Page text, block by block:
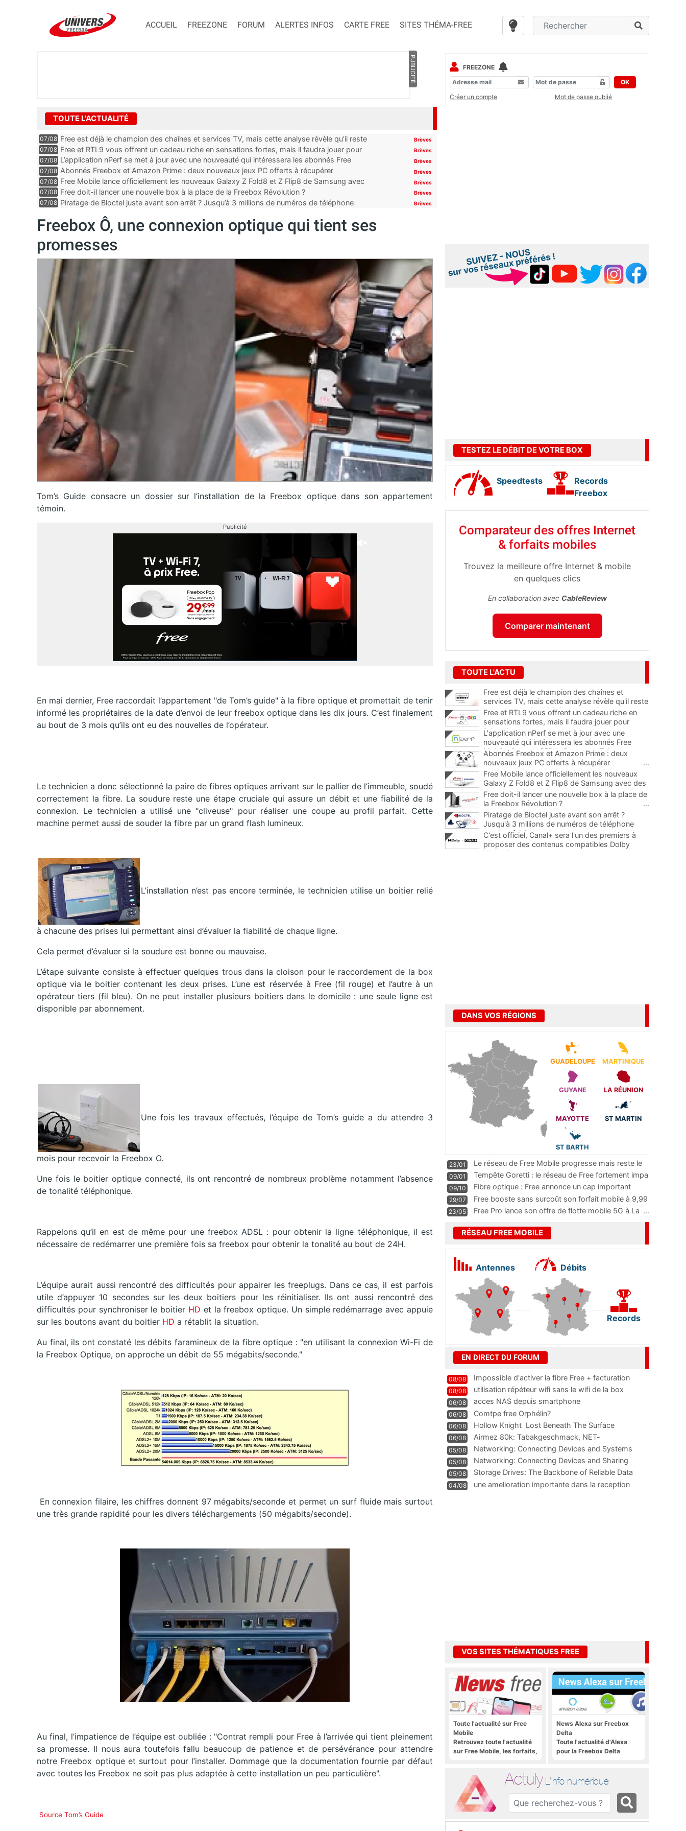
ACCUEIL FREEZONE FORUM ALERTES INFOS CARTE FREE SITES THÉMA-FREE
PUBLICITÉ
TOUTE L'ACTUALITÉ
07/08 Free est déjà le champion des chaînes et services TV, mais cette analyse révèle qu’il reste
encore au moin...
Brèves
07/08 Free et RTL9 vous offrent un cadeau riche en sensations fortes, mais il faudra jouer pour
l’obtenir
Brèves
07/08 L’application nPerf se met à jour avec une nouveauté qui intéressera les abonnés Free
Mobile, Orange, SFR ...
Brèves
07/08 Abonnés Freebox et Amazon Prime : deux nouveaux jeux PC offerts à récupérer Brèves
07/08 Free Mobile lance officiellement les nouveaux Galaxy Z Fold8 et Z Flip8 de Samsung avec
des promos et des cadeaux
Brèves
07/08 Free doit-il lancer une nouvelle box à la place de la Freebox Révolution ? Brèves
07/08 Piratage de Bloctel juste avant son arrêt ? Jusqu’à 3 millions de numéros de téléphone
Brèves
Freebox Ô, une connexion optique qui tient ses
promesses
Tom’s Guide consacre un dossier sur l’installation de la Freebox optique dans son appartement
témoin.
Publicité
En mai dernier, Free raccordait l’appartement "de Tom’s guide" à la fibre optique et promettait de tenir
informé les propriétaires de la date d’envoi de leur freebox optique dans les dix jours. C’est finalement
au bout de 3 mois qu’ils ont eu des nouvelles de l’opérateur.
Le technicien a donc sélectionné la paire de fibres optiques arrivant sur le pallier de l’immeuble, soudé
correctement la fibre. La soudure reste une étape cruciale qui assure un débit et une fiabilité de la
connexion. Le technicien a utilisé une "cliveuse" pour réaliser une coupe au profil parfait. Cette
machine permet aussi de souder la fibre par un grand flash lumineux.
L’installation n’est pas encore terminée, le technicien utilise un boitier relié
à chacune des prises lui permettant ainsi d’évaluer la fiabilité de chaque ligne.
Cela permet d’évaluer si la soudure est bonne ou mauvaise.
L’étape suivante consiste à effectuer quelques trous dans la cloison pour le raccordement de la box
optique via le boitier contenant les deux prises. L’une est réservée à Free (fil rouge) et l’autre à un
opérateur tiers (fil bleu). On ne peut installer plusieurs boitiers dans le domicile : une seule ligne est
disponible par abonnement.
Une fois les travaux effectués, l’équipe de Tom’s guide a du attendre 3
mois pour recevoir la Freebox O.
Une fois le boitier optique connecté, ils ont rencontré de nombreux problème notamment l’absence
de tonalité téléphonique.
Rappelons qu’il en est de même pour une freebox ADSL : pour obtenir la ligne téléphonique, il est
nécessaire de redémarrer une première fois sa freebox pour obtenir la tonalité au bout de 24H.
L’équipe aurait aussi rencontré des difficultés pour appairer les freeplugs. Dans ce cas, il est parfois
utile d’appuyer 10 secondes sur les deux boitiers pour les réinitialiser. Ils ont aussi rencontré des
difficultés pour synchroniser le boitier HD et la freebox optique. Un simple redémarrage avec appuie
sur les boutons avant du boitier HD a rétablit la situation.
Au final, ils ont constaté les débits faramineux de la fibre optique : "en utilisant la connexion Wi-Fi de
la Freebox Optique, on approche un débit de 55 mégabits/seconde."
En connexion filaire, les chiffres donnent 97 mégabits/seconde et permet un surf fluide mais surtout
une très grande rapidité pour les divers téléchargements (50 mégabits/seconde).
Au final, l’impatience de l’équipe est oubliée : "Contrat rempli pour Free à l’arrivée qui tient pleinement
sa promesse. Il nous aura toutefois fallu beaucoup de patience et de persévérance pour attendre
notre Freebox optique et surtout pour l’installer. Dommage que la documentation fournie par défaut
avec toutes les Freebox ne soit pas plus adaptée à cette installation un peu particulière".
Source Tom’s Guide
FREEZONE
OK
Créer un compte
Mot de passe oublié
TESTEZ LE DÉBIT DE VOTRE BOX
Speedtests
Records
Freebox
Comparateur des offres Internet
& forfaits mobiles
Trouvez la meilleure offre Internet & mobile
en quelques clics
En collaboration avec CableReview
Comparer maintenant
TOUTE L'ACTU
Free est déjà le champion des chaînes et
services TV, mais cette analyse révèle qu'il reste
encore au moins 141 ajouts possibles
Free et RTL9 vous offrent un cadeau riche en
sensations fortes, mais il faudra jouer pour
l'obtenir
L'application nPerf se met à jour avec une
nouveauté qui intéressera les abonnés Free
Mobile, Orange, SFR et Bouygues Telecom
Abonnés Freebox et Amazon Prime : deux
nouveaux jeux PC offerts à récupérer
...
Free Mobile lance officiellement les nouveaux
Galaxy Z Fold8 et Z Flip8 de Samsung avec des
promos et des cadeaux
...
Free doit-il lancer une nouvelle box à la place de
la Freebox Révolution ?
...
Piratage de Bloctel juste avant son arrêt ?
Jusqu'à 3 millions de numéros de téléphone
auraient fuité
C'est officiel, Canal+ sera l'un des premiers à
proposer des contenus compatibles Dolby
Vision 2
DANS VOS RÉGIONS
GUADELOUPE MARTINIQUE
GUYANE LA RÉUNION
MAYOTTE ST MARTIN
ST BARTH
23/01
Le réseau de Free Mobile progresse mais reste le
m
...
09/01
Tempête Goretti : le réseau de Free fortement impa
09/10
Fibre optique : Free annonce un cap important
pass
...
29/07
Free booste sans surcoût son forfait mobile à 9,99
23/05 Free Pro lance son offre de flotte mobile 5G à La ...
RÉSEAU FREE MOBILE
Antennes Débits
Records
EN DIRECT DU FORUM
08/08
Impossible d'activer la fibre Free + facturation
résiliation
08/08 utilisation répéteur wifi sans le wifi de la box
06/08 acces NAS depuis smartphone
06/08 Comtpe free Orphélin?
06/08 Hollow Knight  Lost Beneath The Surface
06/08
Airmez 80k: Tabakgeschmack, NET-
Technologie und Leistung im
05/08 Networking: Connecting Devices and Systems
05/08
Networking: Connecting Devices and Sharing
Information
05/08
Storage Drives: The Backbone of Reliable Data
Management
04/08
une amelioration importante dans la reception
VOS SITES THÉMATIQUES FREE
Toute l'actualité sur Free
Mobile
Retrouvez toute l'actualité
sur Free Mobile, les forfaits,
bien plus encore
News Alexa sur Freebox
Delta
Toute l'actualité d'Alexa
pour la Freebox Delta
Actuly L'info numérique